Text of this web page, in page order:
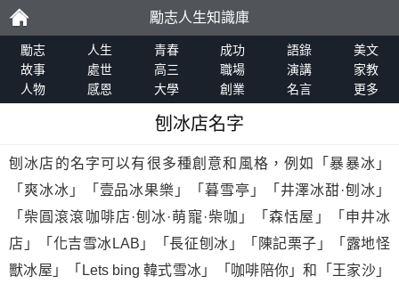
勵
志
勵志人生知識庫
勵志 人生 青春 成功 語錄
美文
故事
處世 高三 職場 演講
家教
人物
感恩 大學 創業 名言 更多
刨冰店名字
刨冰店的名字可以有很多種創意和風格，例如「暴暴冰」
「爽冰冰」「壹品冰果樂」「暮雪亭」「井澤冰甜·刨冰」
「柴圓滾滾咖啡店·刨冰·萌寵·柴咖」「森恬屋」「申井冰
店」「化吉雪冰LAB」「長征刨冰」「陳記栗子」「露地怪
獸冰屋」「Lets bing 韓式雪冰」「咖啡陪你」和「王家沙」